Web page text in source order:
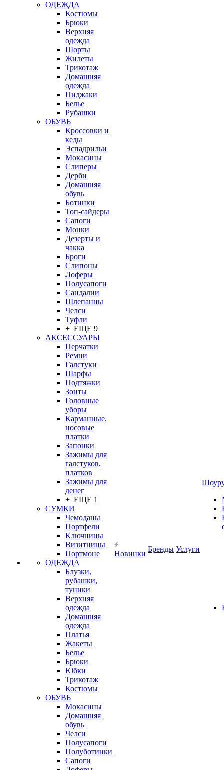
ОДЕЖДА
Костюмы
Брюки
Верхняя
одежда
Шорты
Жилеты
Трикотаж
Домашняя
одежда
Пиджаки
Белье
Рубашки
ОБУВЬ
Кроссовки и
кеды
Эспадрильи
Мокасины
Слиперы
Дерби
Домашняя
обувь
Ботинки
Топ-сайдеры
Сапоги
Монки
Дезерты и
чакка
Броги
Слипоны
Лоферы
Полусапоги
Сандалии
Шлепанцы
Челси
Туфли
+ ЕЩЕ 9
АКСЕССУАРЫ
Перчатки
Ремни
Галстуки
Шарфы
Подтяжки
Зонты
Головные
уборы
Карманные,
носовые
платки
Запонки
Зажимы для
галстуков,
платков
Зажимы для
денег
+ ЕЩЕ 1
СУМКИ
Чемоданы
Портфели
Ключницы
Визитницы
Портмоне
ОДЕЖДА
Блузки,
рубашки,
туники
Верхняя
одежда
Домашняя
одежда
Платья
Жакеты
Белье
Брюки
Юбки
Трикотаж
Костюмы
ОБУВЬ
Мокасины
Домашняя
обувь
Челси
Полусапоги
Полуботинки
Сапоги
Новинки
Бренды Услуги